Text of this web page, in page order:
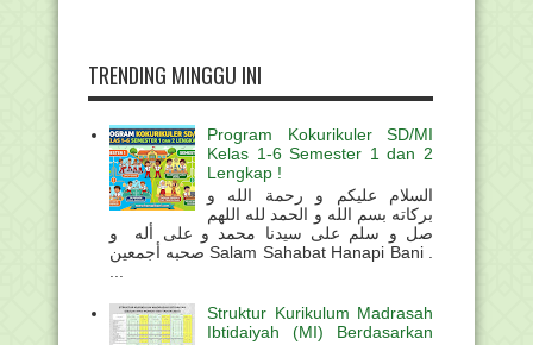
TRENDING MINGGU INI
Program Kokurikuler SD/MI
Kelas 1-6 Semester 1 dan 2
Lengkap !
السلام عليكم و رحمة الله و
بركاته بسم الله و الحمد لله اللهم
صل و سلم على سيدنا محمد و على أله و
صحبه أجمعين Salam Sahabat Hanapi Bani .
Struktur Kurikulum Madrasah
Ibtidaiyah (MI) Berdasarkan